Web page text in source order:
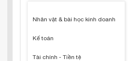
Nhân vật & bài học kinh doanh
Kế toán
Tài chính - Tiền tệ